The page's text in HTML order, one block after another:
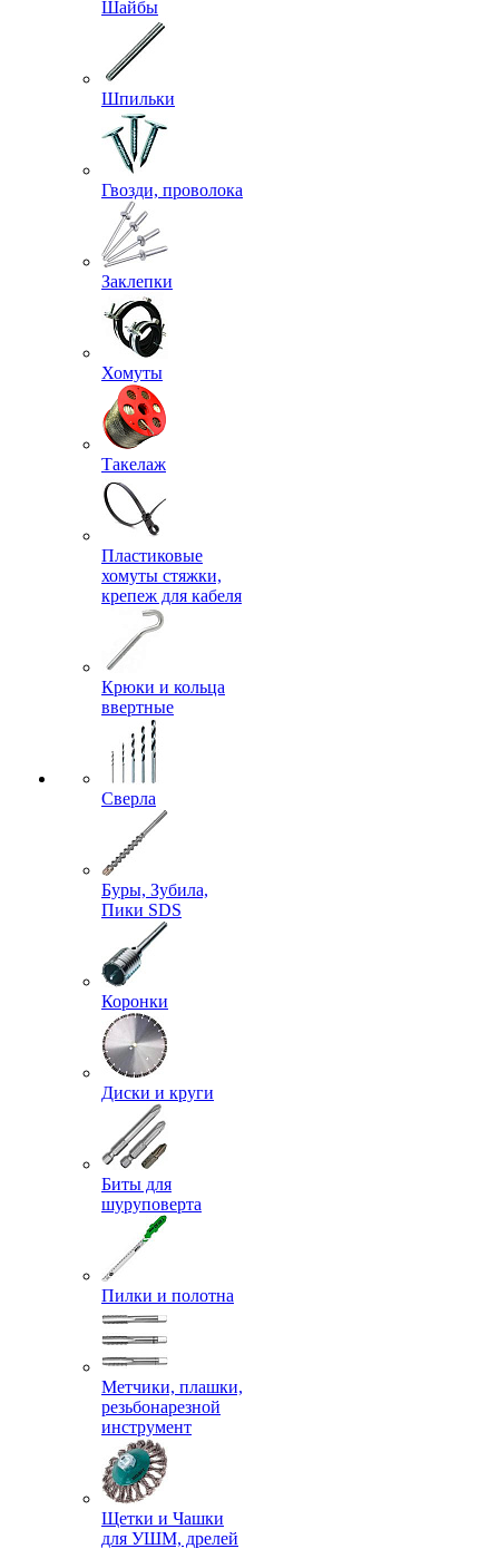
Шайбы
Шпильки
Гвозди, проволока
Заклепки
Хомуты
Такелаж
Пластиковые
хомуты стяжки,
крепеж для кабеля
Крюки и кольца
ввертные
Сверла
Буры, Зубила,
Пики SDS
Коронки
Диски и круги
Биты для
шуруповерта
Пилки и полотна
Метчики, плашки,
резьбонарезной
инструмент
Щетки и Чашки
для УШМ, дрелей